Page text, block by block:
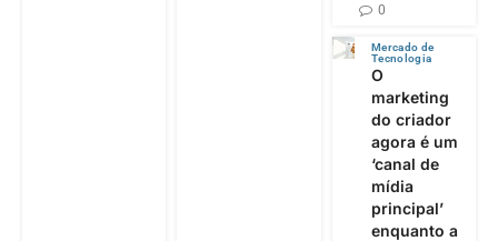
0
Mercado de
Tecnologia
O
marketing
do criador
agora é um
‘canal de
mídia
principal’
enquanto a